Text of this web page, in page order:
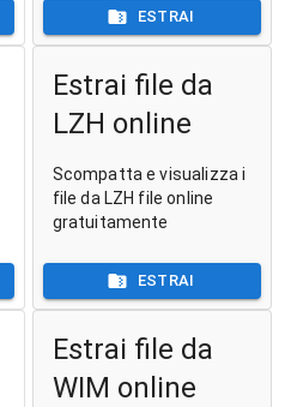
ESTRAI
Estrai file da
LZH online
Scompatta e visualizza i
file da LZH file online
gratuitamente
ESTRAI
Estrai file da
WIM online